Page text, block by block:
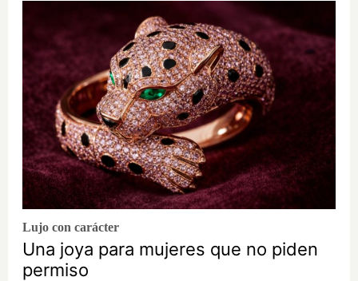
Lujo con carácter
Una joya para mujeres que no piden
permiso